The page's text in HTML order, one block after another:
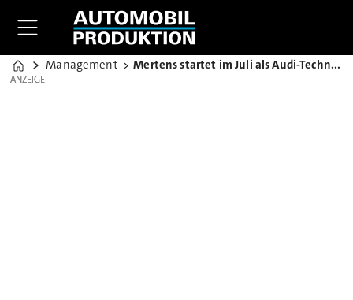
Home
Management Mertens startet im Juli als Audi-Technikvorstand
ANZEIGE
ANZEIGE